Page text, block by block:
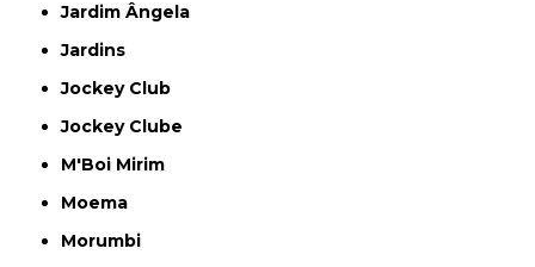
Jardim Ângela
Jardins
Jockey Club
Jockey Clube
M'Boi Mirim
Moema
Morumbi